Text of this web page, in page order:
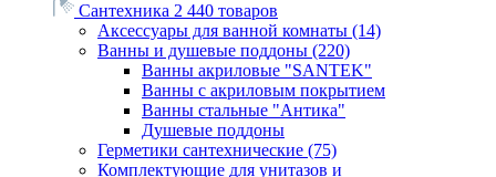
Сантехника 2 440 товаров
Аксессуары для ванной комнаты (14)
Ванны и душевые поддоны (220)
Ванны акриловые "SANTEK"
Ванны с акриловым покрытием
Ванны стальные "Антика"
Душевые поддоны
Герметики сантехнические (75)
Комплектующие для унитазов и